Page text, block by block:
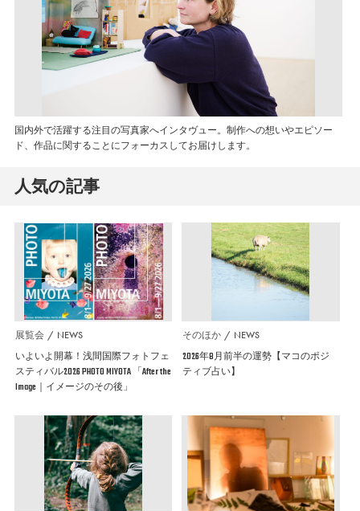
国内外で活躍する注目の写真家へインタヴュー。制作への想いやエピソー
ド、作品に関することにフォーカスしてお届けします。
人気の記事
展覧会 NEWS
いよいよ開幕！浅間国際フォトフェ
スティバル2026 PHOTO MIYOTA 「After the
Image｜イメージのその後」
そのほか NEWS
2026年8月前半の運勢【マコのポジ
ティブ占い】